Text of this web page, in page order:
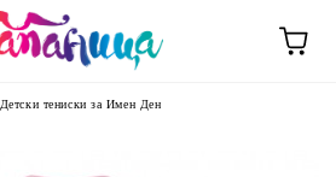
Детски тениски за Имен Ден